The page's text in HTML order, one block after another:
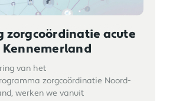
zorgcoördinatie acute
Kennemerland
van het
zorgcoördinatie Noord-
werken we vanuit